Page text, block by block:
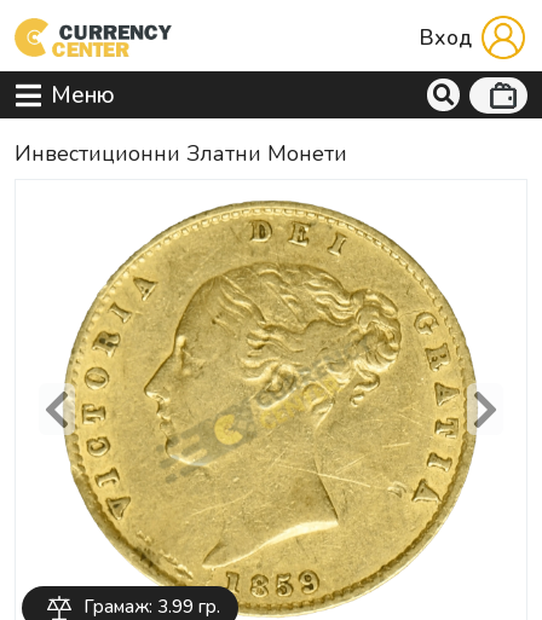
Вход
Меню
Инвестиционни Златни Монети
Грамаж: 3.99 гр.
Previous Next